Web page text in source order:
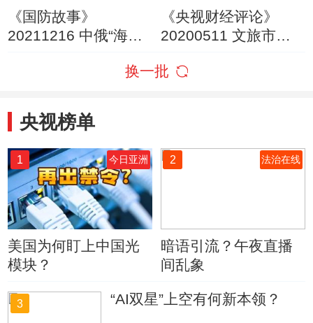
《国防故事》
20211216 中俄“海上
《央视财经评论》
20200511 文旅市场
走
换一批
央视榜单
1 今日亚洲
美国为何盯上中国光
模块？
2 法治在线
暗语引流？午夜直播
间乱象
3 “AI双星”上空有何新本领？